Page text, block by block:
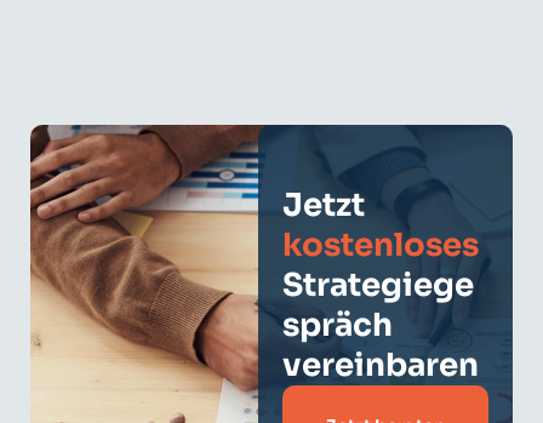
Jetzt
kostenloses
Strategiege
spräch
vereinbaren